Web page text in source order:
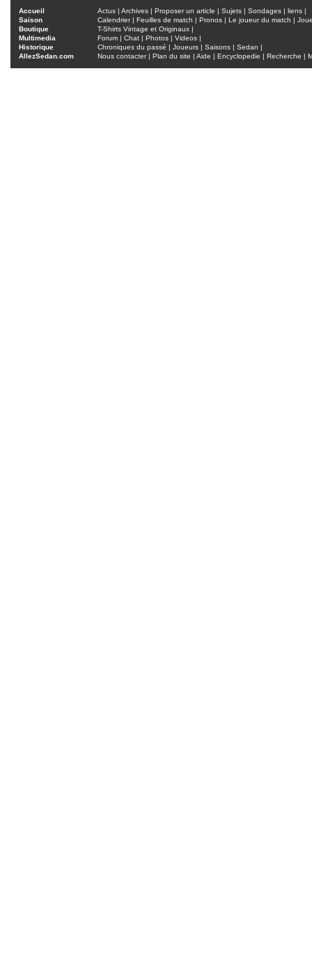
Accueil Actus | Archives | Proposer un article | Sujets | Sondages | liens |
Saison
Calendrier| Feuilles de match | Pronos | Le joueur du match |
Boutique
T-Shirts Vintage et Originaux |
Multimedia
Forum | Chat | Photos | Videos |
Historique
Chroniques du passé | Joueurs | Saisons | Sedan |
AllezSedan.com
Nous contacter| Plan du site | Aide | Encyclopedie | Recherche |